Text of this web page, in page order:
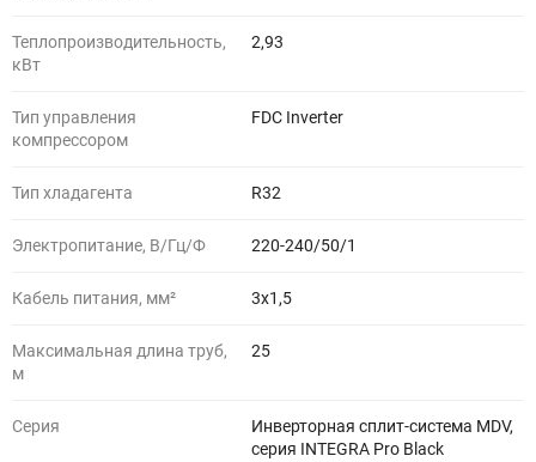
Теплопроизводительность,
кВт
2,93
Тип управления
компрессором
FDC Inverter
Тип хладагента R32
Электропитание, В/Гц/Ф 220-240/50/1
Кабель питания, мм² 3x1,5
Максимальная длина труб,
м
25
Серия
Инверторная сплит-система MDV,
серия INTEGRA Pro Black